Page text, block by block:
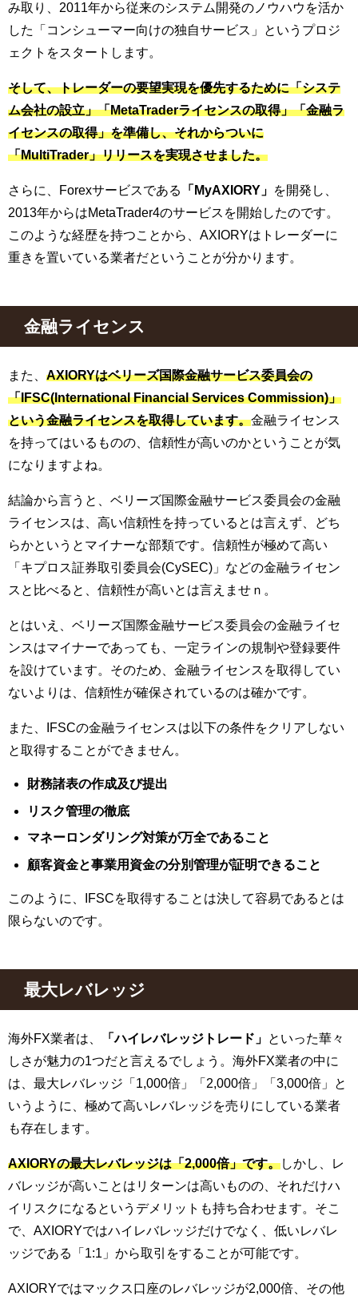
み取り、2011年から従来のシステム開発のノウハウを活か
した「コンシューマー向けの独自サービス」というプロジ
ェクトをスタートします。
そして、トレーダーの要望実現を優先するために「システ
ム会社の設立」「MetaTraderライセンスの取得」「金融ラ
イセンスの取得」を準備し、それからついに
「MultiTrader」リリースを実現させました。
さらに、Forexサービスである 「MyAXIORY」
を開発し、
2013年からはMetaTrader4のサービスを開始したのです。
このような経歴を持つことから、AXIORYはトレーダーに
重きを置いている業者だということが分かります。
金融ライセンス
また、 AXIORYはベリーズ国際金融サービス委員会の
「IFSC(International Financial Services Commission)」
という金融ライセンスを取得しています。金融ライセンス
を持ってはいるものの、信頼性が高いのかということが気
になりますよね。
結論から言うと、ベリーズ国際金融サービス委員会の金融
ライセンスは、高い信頼性を持っているとは言えず、どち
らかというとマイナーな部類です。信頼性が極めて高い
「キプロス証券取引委員会(CySEC)」などの金融ライセン
スと比べると、信頼性が高いとは言えませｎ。
とはいえ、ベリーズ国際金融サービス委員会の金融ライセ
ンスはマイナーであっても、一定ラインの規制や登録要件
を設けています。そのため、金融ライセンスを取得してい
ないよりは、信頼性が確保されているのは確かです。
また、IFSCの金融ライセンスは以下の条件をクリアしない
と取得することができません。
財務諸表の作成及び提出
リスク管理の徹底
マネーロンダリング対策が万全であること
顧客資金と事業用資金の分別管理が証明できること
このように、IFSCを取得することは決して容易であるとは
限らないのです。
最大レバレッジ
海外FX業者は、 「ハイレバレッジトレード」
といった華々
しさが魅力の1つだと言えるでしょう。海外FX業者の中に
は、最大レバレッジ「1,000倍」「2,000倍」「3,000倍」と
いうように、極めて高いレバレッジを売りにしている業者
も存在します。
AXIORYの最大レバレッジは「2,000倍」です。しかし、レ
バレッジが高いことはリターンは高いものの、それだけハ
イリスクになるというデメリットも持ち合わせます。そこ
で、AXIORYではハイレバレッジだけでなく、低いレバレ
ッジである「1:1」から取引をすることが可能です。
AXIORYではマックス口座のレバレッジが2,000倍、その他